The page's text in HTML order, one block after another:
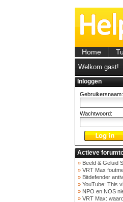
Home
Welkom gast!
Inloggen
Gebruikersnaam:
Wachtwoord:
Actieve
» Beeld & Geluid
» VRT Max
» Bitdefender
» YouTube: This
» NPO en NOS
» VRT Max: